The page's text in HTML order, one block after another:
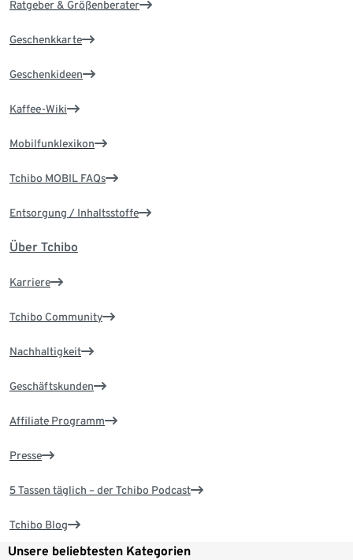
Ratgeber & Größenberater
Geschenkkarte
Geschenkideen
Kaffee-Wiki
Mobilfunklexikon
Tchibo MOBIL FAQs
Entsorgung / Inhaltsstoffe
Über Tchibo
Karriere
Tchibo Community
Nachhaltigkeit
Geschäftskunden
Affiliate Programm
Presse
5 Tassen täglich – der Tchibo Podcast
Tchibo Blog
Unsere beliebtesten Kategorien